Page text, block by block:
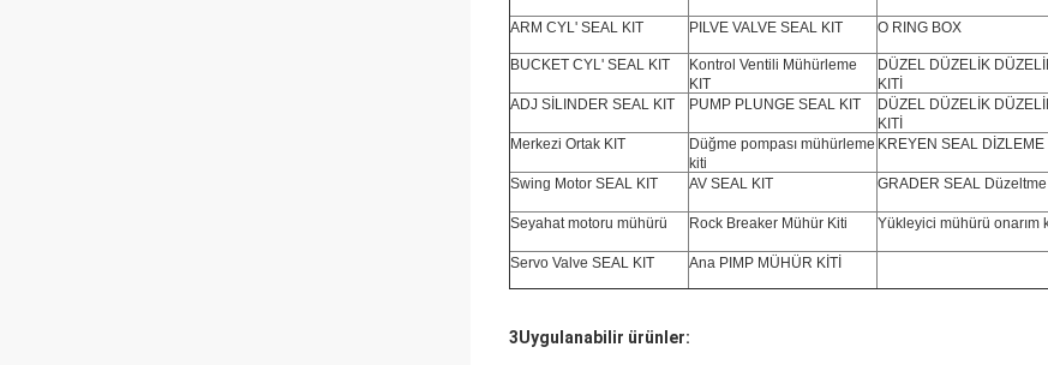
ARM CYL' SEAL KIT PILVE VALVE SEAL KIT O RING BOX
BUCKET CYL' SEAL KIT
Kontrol Ventili Mühürleme
KIT
DÜZEL DÜZELİK
KITİ
ADJ SİLINDER SEAL KIT PUMP PLUNGE SEAL KIT
DÜZEL DÜZELİK
KITİ
Merkezi Ortak KIT
Düğme pompası mühürleme
kiti
KREYEN SEAL DİZLEME
Swing Motor SEAL KIT
AV SEAL KIT GRADER SEAL
Seyahat motoru mühürü
Rock Breaker Mühür Kiti Yükleyici mühürü onarım
Servo Valve SEAL KIT
Ana PIMP MÜHÜR KİTİ
3Uygulanabilir ürünler: